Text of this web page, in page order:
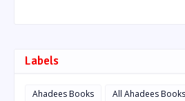
Labels
Ahadees Books
All Ahadees Books